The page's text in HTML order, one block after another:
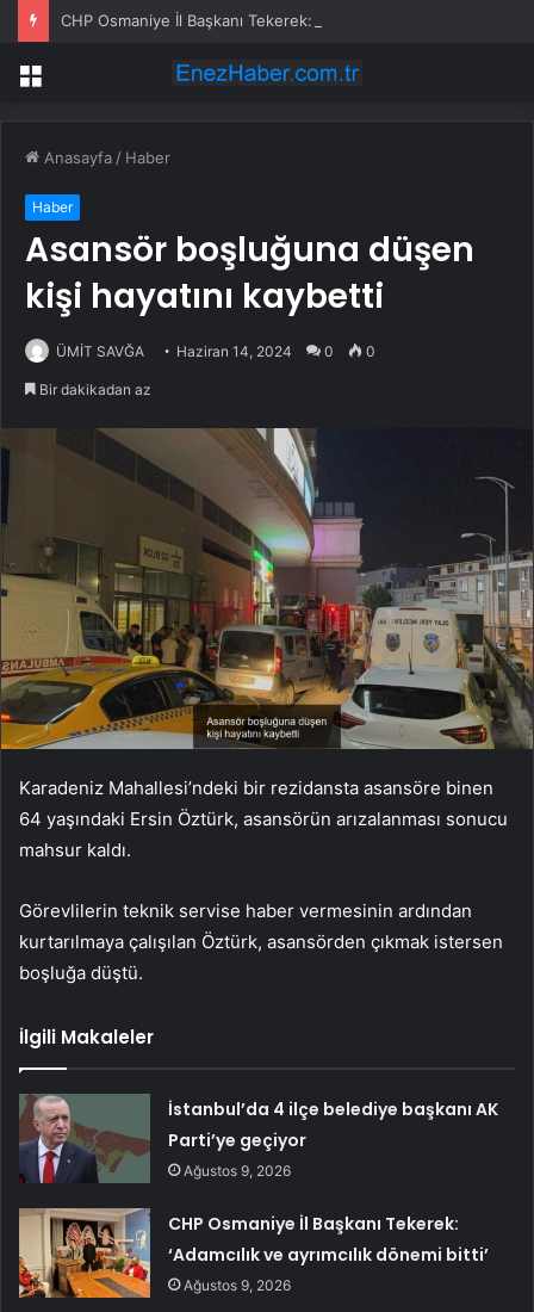
Menü
Anasayfa / Haber
Haber
Asansör boşluğuna düşen
kişi hayatını kaybetti
ÜMİT SAVĞA Haziran 14, 2024 0 0
Bir dakikadan az
Karadeniz Mahallesi’ndeki bir rezidansta asansöre binen
64 yaşındaki Ersin Öztürk, asansörün arızalanması sonucu
mahsur kaldı.
Görevlilerin teknik servise haber vermesinin ardından
kurtarılmaya çalışılan Öztürk, asansörden çıkmak istersen
boşluğa düştü.
İlgili Makaleler
İstanbul’da 4 ilçe belediye başkanı AK
Parti’ye geçiyor
Ağustos 9, 2026
CHP Osmaniye İl Başkanı Tekerek:
‘Adamcılık ve ayrımcılık dönemi bitti’
Ağustos 9, 2026